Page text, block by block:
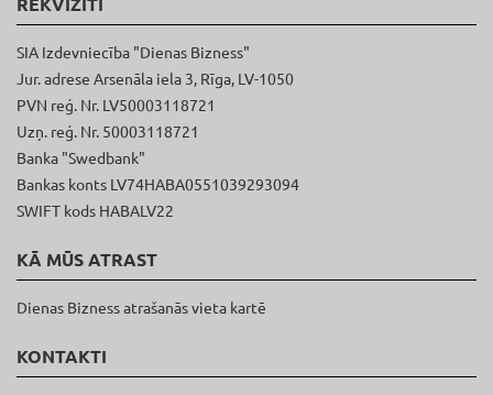
SIA Izdevniecība "Dienas Bizness"
Jur. adrese Arsenāla iela 3, Rīga, LV-1050
PVN reģ. Nr. LV50003118721
Uzņ. reģ. Nr. 50003118721
Banka "Swedbank"
Bankas konts LV74HABA0551039293094
SWIFT kods HABALV22
KĀ MŪS ATRAST
Dienas Bizness atrašanās vieta kartē
KONTAKTI